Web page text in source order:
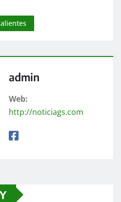
admin
Web:
http://noticiags.com